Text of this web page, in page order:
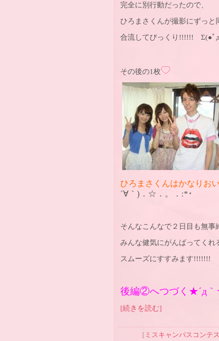
完全に別行動だったので、
ひろまさくんが撮影にずっ
合流してびっくり!!!!!! Σ(●ﾟ
その後の1枚
ひろまさくんはかなりお
´∀ ｀ ) ． ☆ ．。． :* ･
そんなこんなで２日目も無事
みんな健気にがんばってくれ
スムーズにすすみます!!!!!!!
後編②へつづく★´д
[続きを読む]
[ ミスキャンパスコンテ